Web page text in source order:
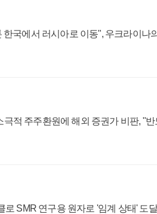
한국에서 러시아로 이동", 우크라이나
적 주주환원에 해외 증권가 비판, "반
SMR 연구용 원자로 '임계 상태' 도달